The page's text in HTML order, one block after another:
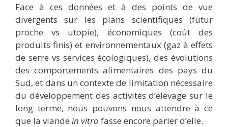
Face à ces données et à des points de vue
divergents sur les plans scientifiques (futur
proche vs utopie), économiques (coût des
produits finis) et environnementaux (gaz à effets
de serre vs services écologiques), des évolutions
des comportements alimentaires des pays du
Sud, et dans un contexte de limitation nécessaire
du développement des activités d’élevage sur le
long terme, nous pouvons nous attendre à ce
que la viande in vitro fasse encore parler d’elle.